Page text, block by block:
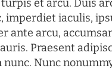
et arcu. Duis
imperdiet iaculis,
ante arcu,
Praesent
Nunc